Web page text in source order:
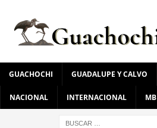
GUACHOCHI GUADALUPE Y CALVO
NACIONAL INTERNACIONAL MB